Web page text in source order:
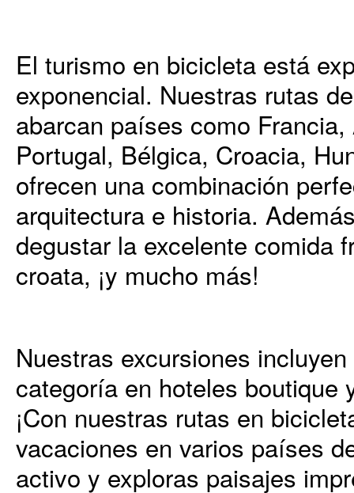
El turismo en bicicleta está
exponencial. Nuestras rutas
abarcan países como
Portugal, Bélgica, Croacia,
ofrecen una combinación
arquitectura e historia.
degustar la excelente comida
croata, ¡y mucho más!
Nuestras excursiones
categoría en hoteles boutique
¡Con nuestras rutas en
vacaciones en varios países
activo y exploras paisajes